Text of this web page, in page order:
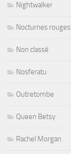
Nightwalker
Nocturnes rouges
Non classé
Nosferatu
Outretombe
Queen Betsy
Rachel Morgan